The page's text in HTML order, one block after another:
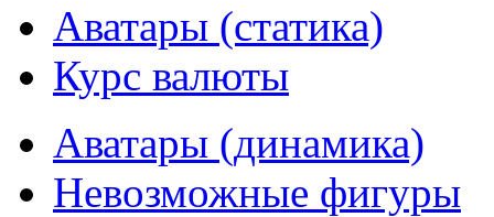
Аватары (статика)
Курс валюты
Аватары (динамика)
Невозможные фигуры